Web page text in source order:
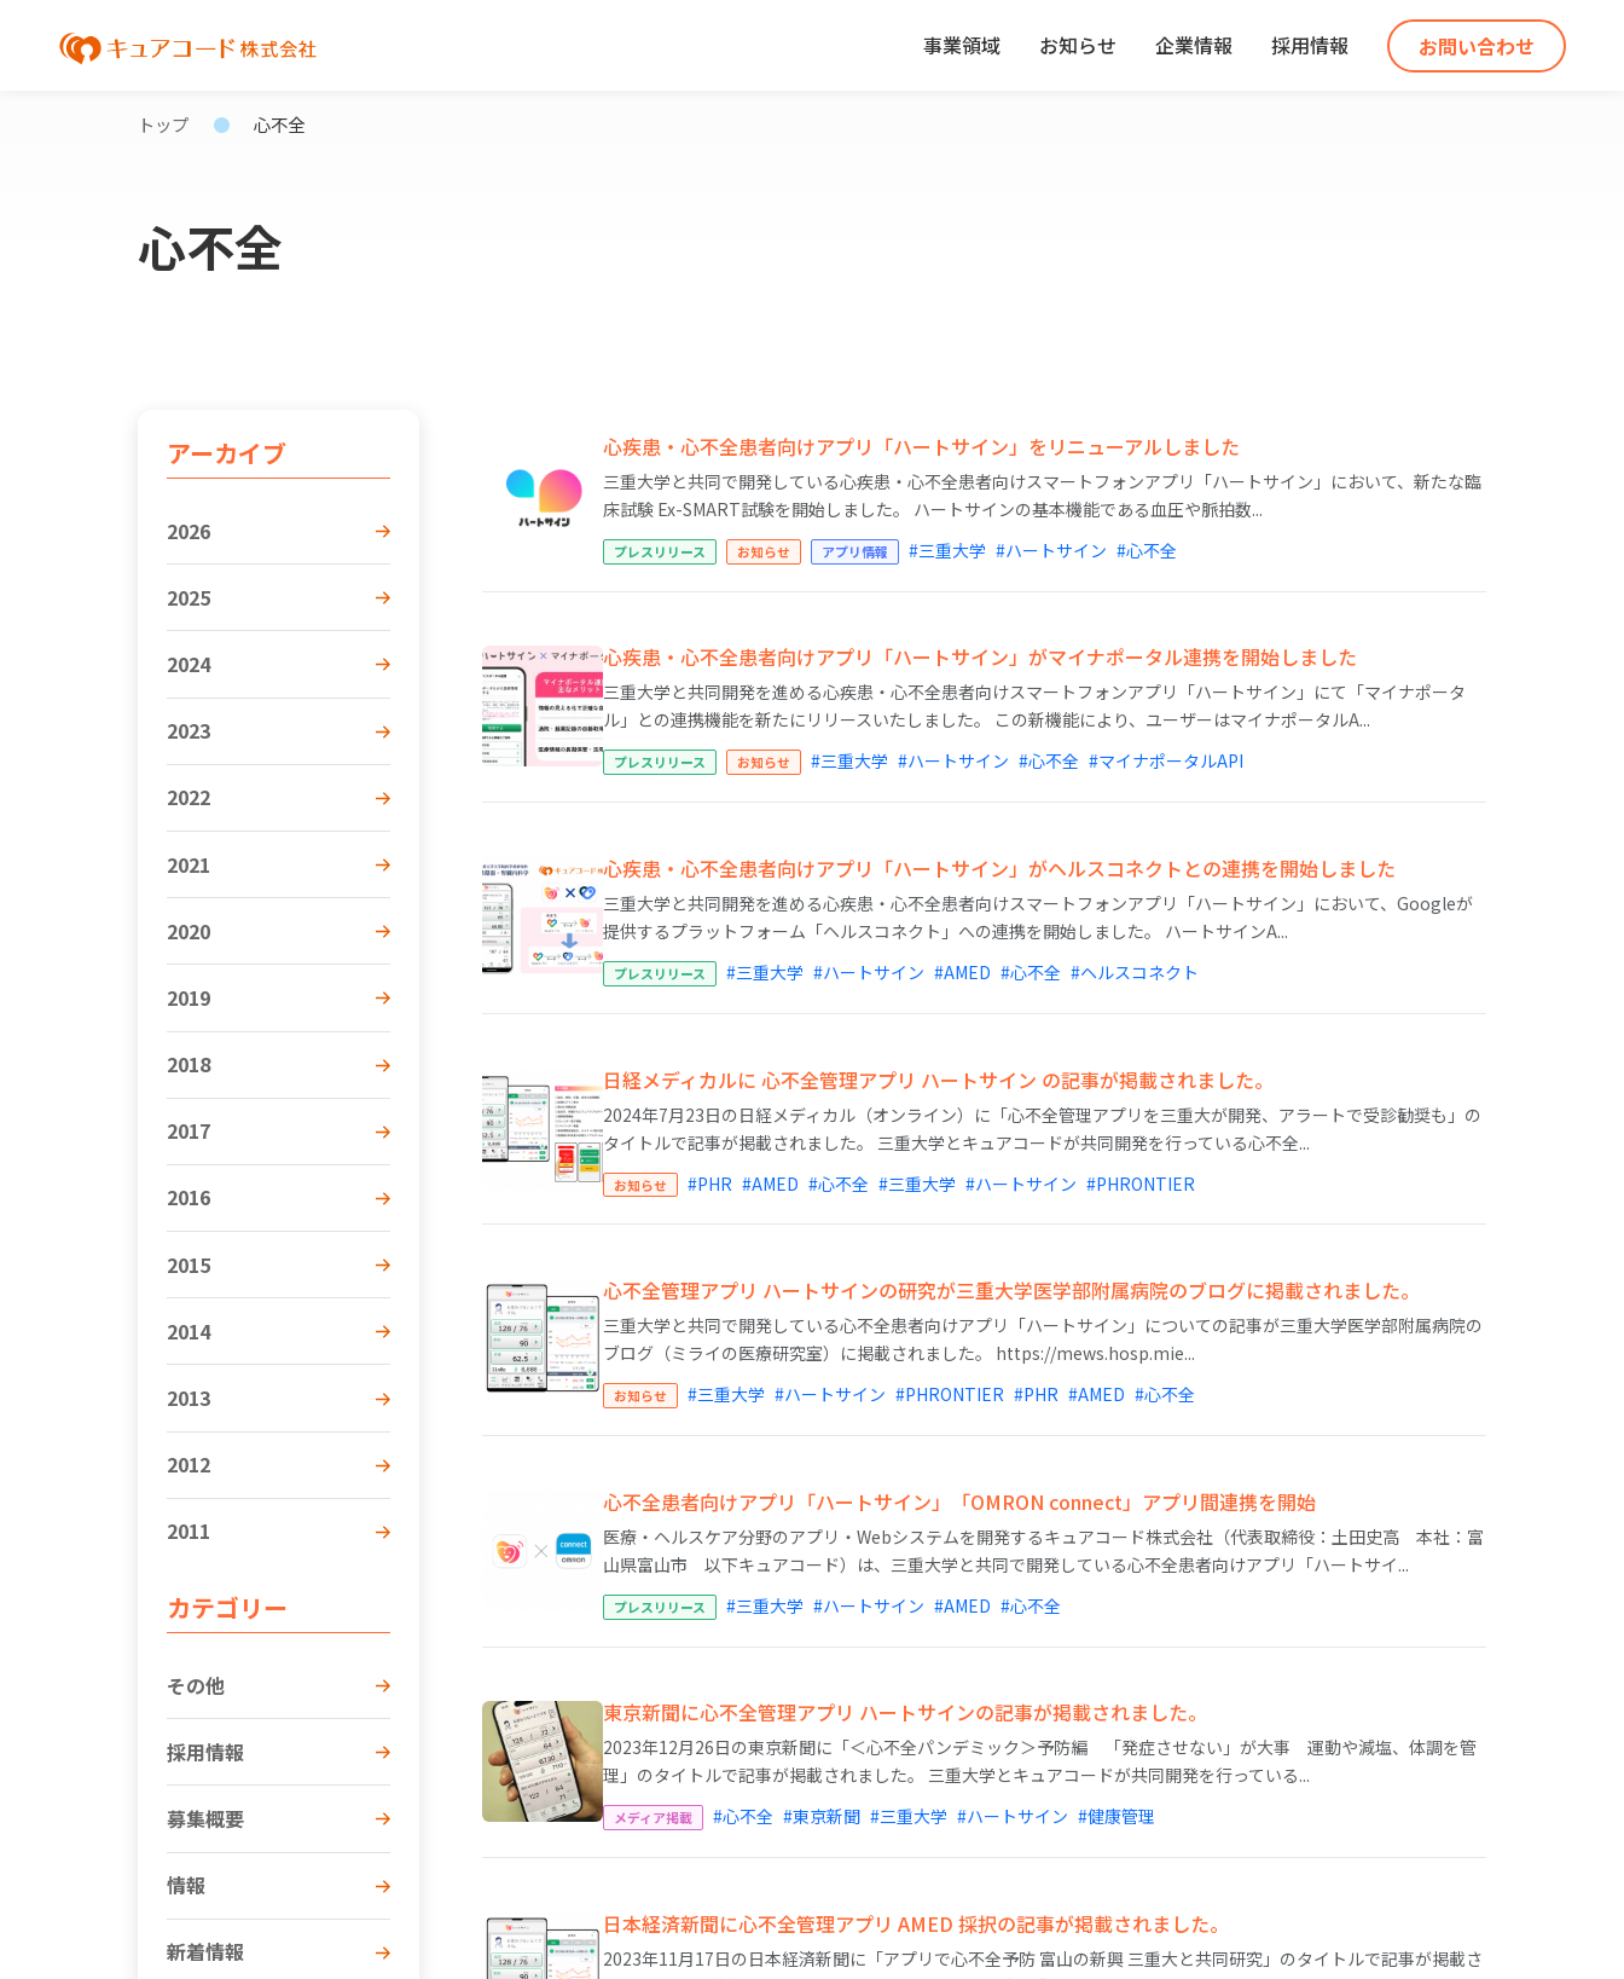
事業領域 お知らせ 企業情報 採用情報 お問い合わせ
トップ 心不全
心不全
アーカイブ
2026
2025
2024
2023
2022
2021
2020
2019
2018
2017
2016
2015
2014
2013
2012
2011
カテゴリー
その他
採用情報
募集概要
情報
新着情報
心疾患・心不全患者向けアプリ「ハートサイン」をリニューアルしました
三重大学と共同で開発している心疾患・心不全患者向けスマートフォンアプリ「ハートサイン」において、新たな臨
床試験 Ex-SMART試験を開始しました。 ハートサインの基本機能である血圧や脈拍数...
プレスリリース お知らせ アプリ情報 #三重大学 #ハートサイン #心不全
心疾患・心不全患者向けアプリ「ハートサイン」がマイナポータル連携を開始しました
三重大学と共同開発を進める心疾患・心不全患者向けスマートフォンアプリ「ハートサイン」にて「マイナポータ
ル」との連携機能を新たにリリースいたしました。 この新機能により、ユーザーはマイナポータルA...
プレスリリース お知らせ #三重大学 #ハートサイン #心不全 #マイナポータルAPI
心疾患・心不全患者向けアプリ「ハートサイン」がヘルスコネクトとの連携を開始しました
三重大学と共同開発を進める心疾患・心不全患者向けスマートフォンアプリ「ハートサイン」において、Googleが
提供するプラットフォーム「ヘルスコネクト」への連携を開始しました。 ハートサインA...
プレスリリース #三重大学 #ハートサイン #AMED #心不全 #ヘルスコネクト
日経メディカルに 心不全管理アプリ ハートサイン の記事が掲載されました。
2024年7月23日の日経メディカル（オンライン）に「心不全管理アプリを三重大が開発、アラートで受診勧奨も」の
タイトルで記事が掲載されました。 三重大学とキュアコードが共同開発を行っている心不全...
お知らせ #PHR #AMED #心不全 #三重大学 #ハートサイン #PHRONTIER
心不全管理アプリ ハートサインの研究が三重大学医学部附属病院のブログに掲載されました。
三重大学と共同で開発している心不全患者向けアプリ「ハートサイン」についての記事が三重大学医学部附属病院の
ブログ（ミライの医療研究室）に掲載されました。 https://mews.hosp.mie...
お知らせ #三重大学 #ハートサイン #PHRONTIER #PHR #AMED #心不全
心不全患者向けアプリ「ハートサイン」「OMRON connect」アプリ間連携を開始
医療・ヘルスケア分野のアプリ・Webシステムを開発するキュアコード株式会社（代表取締役：土田史高 本社：富
山県富山市 以下キュアコード）は、三重大学と共同で開発している心不全患者向けアプリ「ハートサイ...
プレスリリース #三重大学 #ハートサイン #AMED #心不全
東京新聞に心不全管理アプリ ハートサインの記事が掲載されました。
2023年12月26日の東京新聞に「＜心不全パンデミック＞予防編 「発症させない」が大事 運動や減塩、体調を管
理」のタイトルで記事が掲載されました。 三重大学とキュアコードが共同開発を行っている...
メディア掲載 #心不全 #東京新聞 #三重大学 #ハートサイン #健康管理
日本経済新聞に心不全管理アプリ AMED 採択の記事が掲載されました。
2023年11月17日の日本経済新聞に「アプリで心不全予防 富山の新興 三重大と共同研究」のタイトルで記事が掲載さ